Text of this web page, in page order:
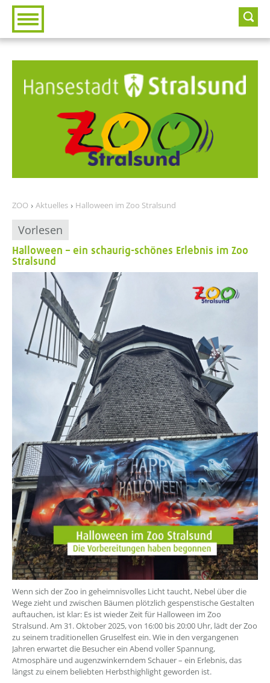
Zur Hauptnavigation
Zum Inhalt
ZOO Aktuelles Halloween im Zoo Stralsund
Vorlesen
Halloween – ein schaurig-schönes Erlebnis im Zoo
Stralsund
??? absaetzeOben[1]/titel ???
Wenn sich der Zoo in geheimnisvolles Licht taucht, Nebel über die
Wege zieht und zwischen Bäumen plötzlich gespenstische Gestalten
auftauchen, ist klar: Es ist wieder Zeit für Halloween im Zoo
Stralsund. Am 31. Oktober 2025, von 16:00 bis 20:00 Uhr, lädt der Zoo
zu seinem traditionellen Gruselfest ein. Wie in den vergangenen
Jahren erwartet die Besucher ein Abend voller Spannung,
Atmosphäre und augenzwinkerndem Schauer – ein Erlebnis, das
längst zu einem beliebten Herbsthighlight geworden ist.